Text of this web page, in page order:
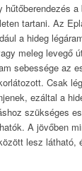
tartani. Az
a hideg
meleg levegő
sebessége az
Csak
ezáltal a
szükséges
A jövőben
lesz látható,